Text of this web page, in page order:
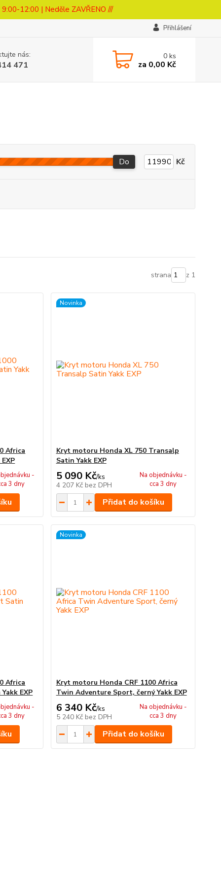
12:00 | Neděle ZAVŘENO ///
Přihlášení
nás:
471
0ks
za 0,00 Kč
Do Kč
strana z 1
Africa
-
3 dny
Novinka
Kryt motoru Honda XL 750 Transalp
Satin Yakk EXP
5 090 Kč/ks
4 207 Kč bez DPH
Na objednávku -
cca 3 dny
Přidat do košíku
Africa
EXP
-
3 dny
Novinka
Kryt motoru Honda CRF 1100 Africa
Twin Adventure Sport, černý Yakk EXP
6 340 Kč/ks
5 240 Kč bez DPH
Na objednávku -
cca 3 dny
Přidat do košíku